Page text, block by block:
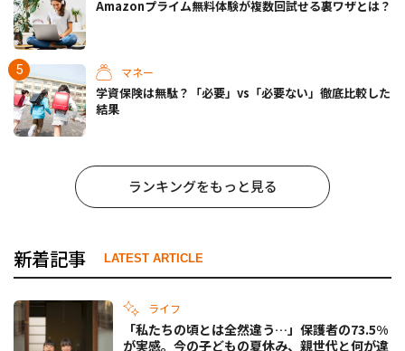
Amazonプライム無料体験が複数回試せる裏ワザとは？
マネー
学資保険は無駄？「必要」vs「必要ない」徹底比較した
結果
ランキングをもっと見る
新着記事 LATEST ARTICLE
ライフ
「私たちの頃とは全然違う…」保護者の73.5%
が実感。今の子どもの夏休み、親世代と何が違